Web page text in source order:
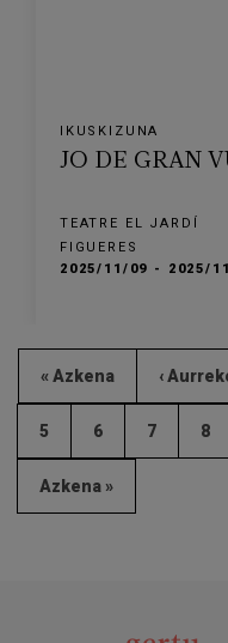
IKUSKIZUNA
JO DE GRAN
TEATRE EL JARDÍ
FIGUERES
2025/11/09 - 2025/
« Azkena ‹
5 6 7 8
Azkena »